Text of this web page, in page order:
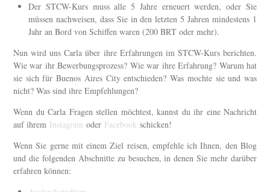
Der STCW-Kurs muss alle 5 Jahre erneuert werden, oder Sie
müssen nachweisen, dass Sie in den letzten 5 Jahren mindestens 1
Jahr an Bord von Schiffen waren (200 BRT oder mehr).
Nun wird uns Carla über ihre Erfahrungen im STCW-Kurs berichten.
Wie war ihr Bewerbungsprozess? Wie war ihre Erfahrung? Warum hat
sie sich für Buenos Aires City entschieden? Was mochte sie und was
nicht? Was sind ihre Empfehlungen?
Wenn du Carla Fragen stellen möchtest, kannst du ihr eine Nachricht
auf ihrem Instagram oder Facebook schicken!
Wenn Sie gerne mit einem Ziel reisen, empfehle ich Ihnen, den Blog
und die folgenden Abschnitte zu besuchen, in denen Sie mehr darüber
erfahren können: